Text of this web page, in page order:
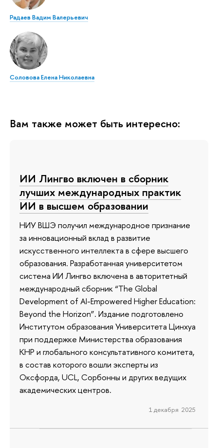
Радаев Вадим Валерьевич
Соловова Елена Николаевна
Вам также может быть интересно:
ИИ Лингво включен в сборник
лучших международных практик
ИИ в высшем образовании
НИУ ВШЭ получил международное признание
за инновационный вклад в развитие
искусственного интеллекта в сфере высшего
образования. Разработанная университетом
система ИИ Лингво включена в авторитетный
международный сборник “The Global
Development of AI-Empowered Higher Education:
Beyond the Horizon”. Издание подготовлено
Институтом образования Университета Цинхуа
при поддержке Министерства образования
КНР и глобального консультативного комитета,
в состав которого вошли эксперты из
Оксфорда, UCL, Сорбонны и других ведущих
академических центров.
1 декабря 2025